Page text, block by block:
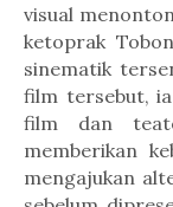
visual
ketoprak
sinematik
film tersebut,
film dan
memberikan
mengajukan